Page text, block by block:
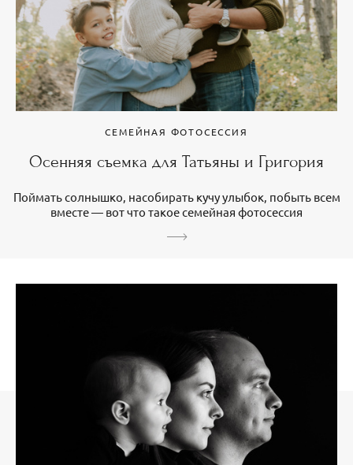
СЕМЕЙНАЯ ФОТОСЕССИЯ
Осенняя съемка для Татьяны и Григория
Поймать солнышко, насобирать кучу улыбок, побыть всем
вместе — вот что такое семейная фотосессия